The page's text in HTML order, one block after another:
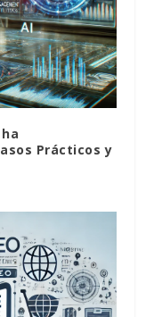
Prácticos y